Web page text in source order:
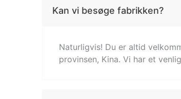
Kan vi besøge fabrikken?
Naturligvis! Du er altid
provinsen, Kina. Vi har et